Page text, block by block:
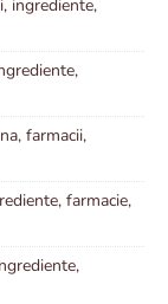
ingrediente,
farmacii,
farmacie,